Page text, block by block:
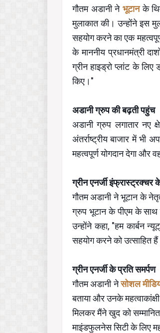
गौतम अडानी ने भूटानके
मुलाकात की। उन्होंने इस
सहयोग करने का एक
के माननीय प्रधानमंत्री
ग्रीन हाइड्रो प्लांट के लिए
किए।"
अडानी ग्रुप की बढ़ती पहुंच
अडानी ग्रुप लगातार नए
अंतर्राष्ट्रीय बाजार में
महत्वपूर्ण योगदान देगा और
ग्रीन एनर्जी इंफ्रास्ट्रक्चर
गौतम अडानी ने भूटान के
ग्रुप भूटान के पीएम के
उन्होंने कहा, "हम कार्बन
सहयोग करने को उत्साहित
ग्रीन एनर्जी के प्रति समर्पण
गौतम अडानी नेसोशल
बताया और उनके
मिलकर मैंने खुद को
माइंडफुलनेस सिटी के लिए